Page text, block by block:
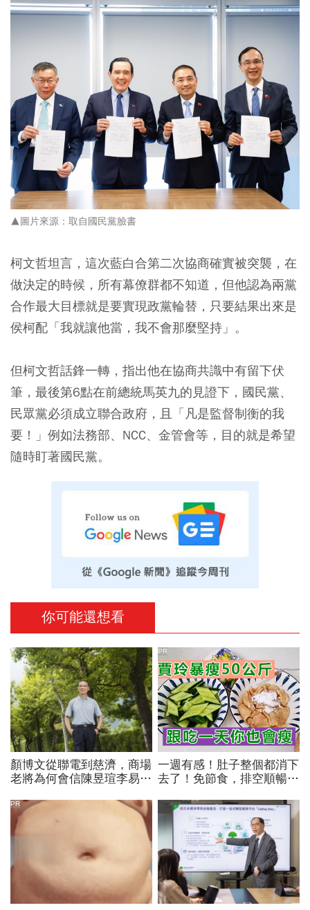
▲圖片來源：取自國民黨臉書
柯文哲坦言，這次藍白合第二次協商確實被突襲，在
做決定的時候，所有幕僚群都不知道，但他認為兩黨
合作最大目標就是要實現政黨輪替，只要結果出來是
侯柯配「我就讓他當，我不會那麼堅持」。
但柯文哲話鋒一轉，指出他在協商共識中有留下伏
筆，最後第6點在前總統馬英九的見證下，國民黨、
民眾黨必須成立聯合政府，且「凡是監督制衡的我
要！」例如法務部、NCC、金管會等，目的就是希望
隨時盯著國民黨。
你可能還想看
顏博文從聯電到慈濟，商場
老將為何會信陳昱瑄李易
聲：將捍衛信眾捐款、蔡英
文也說話
一週有感！肚子整個都消下
去了！免節食，排空順暢就
PR
PR